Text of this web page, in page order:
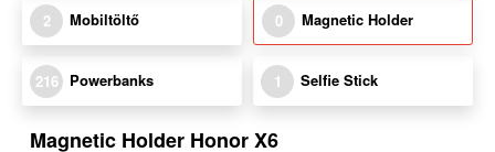
2 Mobiltöltő 0 Magnetic Holder
216 Powerbanks 1 Selfie Stick
Magnetic Holder Honor X6